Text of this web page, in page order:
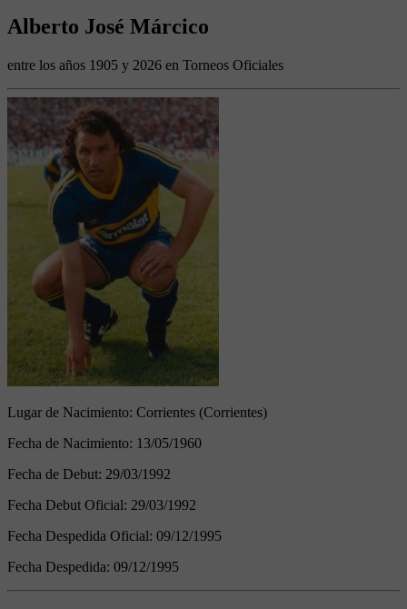
Alberto José Márcico
entre los años 1905 y 2026 en Torneos Oficiales
Lugar de Nacimiento: Corrientes (Corrientes)
Fecha de Nacimiento: 13/05/1960
Fecha de Debut: 29/03/1992
Fecha Debut Oficial: 29/03/1992
Fecha Despedida Oficial: 09/12/1995
Fecha Despedida: 09/12/1995